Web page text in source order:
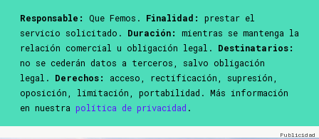
Responsable: Que Femos. Finalidad:
prestar el
servicio solicitado. Duración:
mientras se mantenga la
relación comercial u obligación legal. Destinatarios:
no se cederán datos a terceros, salvo obligación
legal. Derechos:
acceso, rectificación, supresión,
oposición, limitación, portabilidad. Más información
en nuestra política de privacidad .